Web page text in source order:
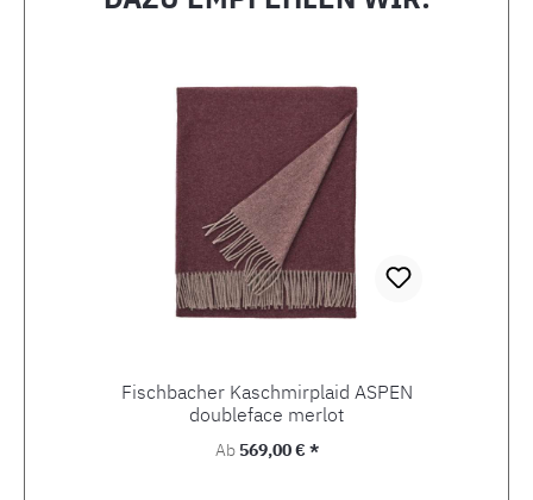
Fischbacher Kaschmirplaid ASPEN
doubleface merlot
Regulärer Preis:
Ab 569,00 € *